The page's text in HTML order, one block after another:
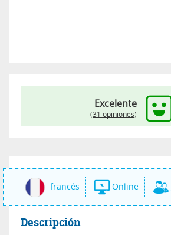
Excelente
(31 opiniones)
francés Online
Descripción